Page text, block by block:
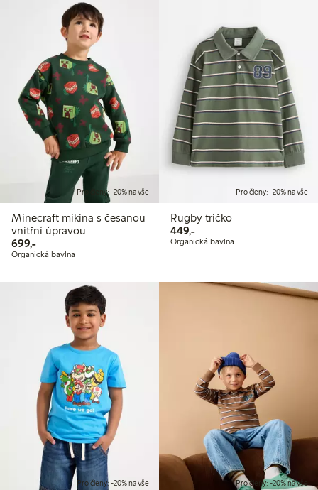
Pro členy: -20% na vše
Minecraft mikina s česanou
vnitřní úpravou
699,-699,00 Kč
Organická bavlna
Pro členy: -20% na vše
Rugby tričko
449,-449,00 Kč
Organická bavlna
Pro členy: -20% na vše Pro členy: -20% na vše